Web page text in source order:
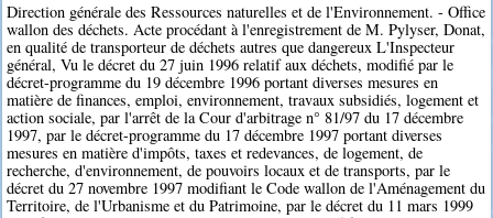
Direction générale des Ressources naturelles et de l'Environnement. - Office
wallon des déchets. Acte procédant à l'enregistrement de M. Pylyser, Donat,
en qualité de transporteur de déchets autres que dangereux L'Inspecteur
général, Vu le décret du 27 juin 1996 relatif aux déchets, modifié par le
décret-programme du 19 décembre 1996 portant diverses mesures en
matière de finances, emploi, environnement, travaux subsidiés, logement et
action sociale, par l'arrêt de la Cour d'arbitrage n° 81/97 du 17 décembre
1997, par le décret-programme du 17 décembre 1997 portant diverses
mesures en matière d'impôts, taxes et redevances, de logement, de
recherche, d'environnement, de pouvoirs locaux et de transports, par le
décret du 27 novembre 1997 modifiant le Code wallon de l'Aménagement du
Territoire, de l'Urbanisme et du Patrimoine, par le décret du 11 mars 1999